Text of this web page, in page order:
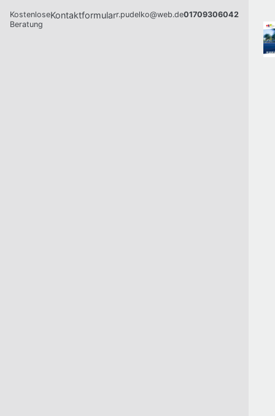
Kostenlose
Beratung
Kontaktformularr.pudelko@web.de01709306042